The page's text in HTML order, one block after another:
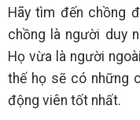
Hãy tìm đến chồng
chồng là người duy
Họ vừa là người
thế họ sẽ có những
động viên tốt nhất.